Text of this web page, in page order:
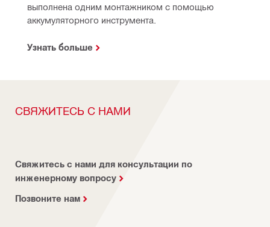
выполнена одним монтажником с помощью
аккумуляторного инструмента.
Узнать больше
СВЯЖИТЕСЬ С НАМИ
Свяжитесь с нами для консультации по
инженерному вопросу
Позвоните нам